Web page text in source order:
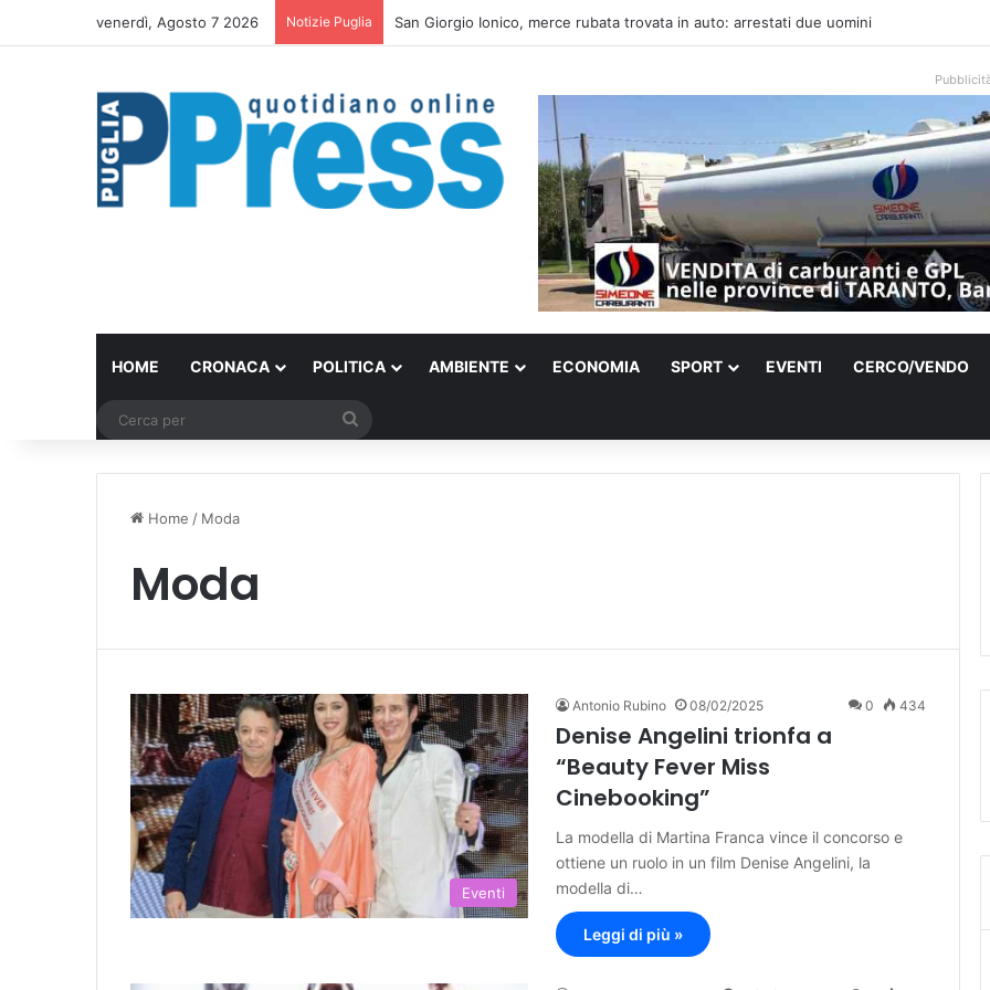
venerdì, Agosto 7 2026 Notizie Puglia Bari trasforma una villa confiscata alla mafia in un micro nido: nasce anche il cimitero
HOME CRONACA POLITICA AMBIENTE ECONOMIA SPORT EVENTI CERCO/VENDO
Home / Moda
Moda
Eventi
Antonio Rubino 08/02/2025 0 434
Denise Angelini trionfa a
“Beauty Fever Miss
Cinebooking”
La modella di Martina Franca vince il concorso e
ottiene un ruolo in un film Denise Angelini, la
modella di…
Leggi di più »